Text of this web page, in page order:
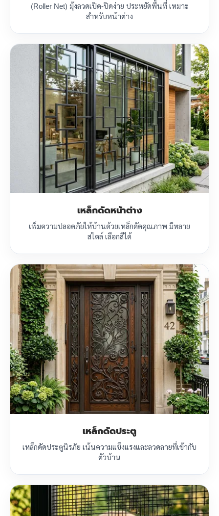
(Roller Net) มุ้งลวดเปิด-ปิดง่าย ประหยัดพื้นที่ เหมาะ
สำหรับหน้าต่าง
เหล็กดัดหน้าต่าง
เพิ่มความปลอดภัยให้บ้านด้วยเหล็กดัดคุณภาพ มีหลาย
สไตล์ เลือกสีได้
เหล็กดัดประตู
เหล็กดัดประตูนิรภัย เน้นความแข็งแรงและลวดลายที่เข้ากับ
ตัวบ้าน